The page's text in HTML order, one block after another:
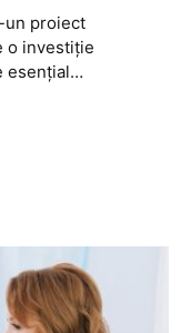
un proiect
o investiție
esențial…